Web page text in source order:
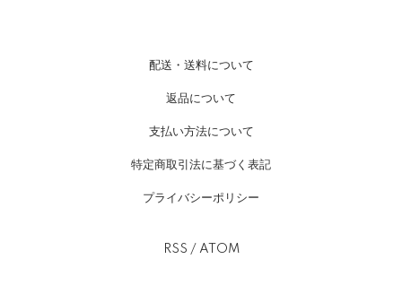
配送・送料について
返品について
支払い方法について
特定商取引法に基づく表記
プライバシーポリシー
RSS / ATOM